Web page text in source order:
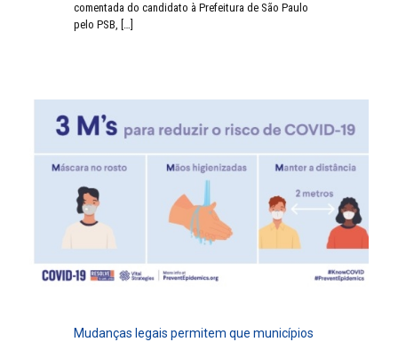
comentada do candidato à Prefeitura de São Paulo
pelo PSB, […]
Mudanças legais permitem que municípios